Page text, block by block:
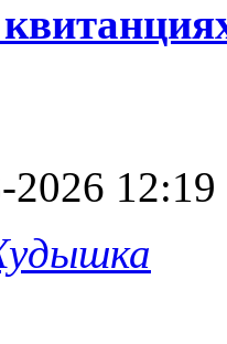
2026 12:19